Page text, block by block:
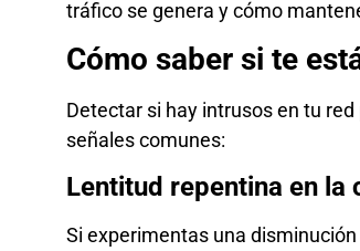
tráfico se genera y cómo
Cómo saber si te
Detectar si hay intrusos en tu
señales comunes:
Lentitud repentina en la
Si experimentas una